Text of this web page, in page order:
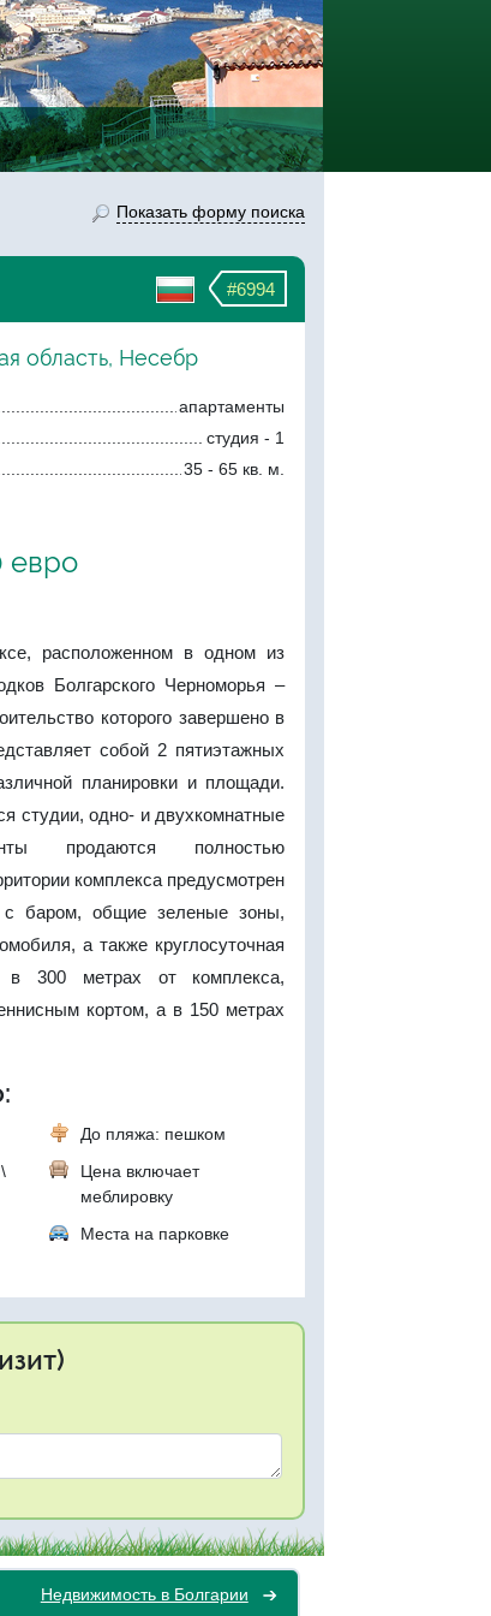
Показать форму поиска
#6994
область, Несебр
апартаменты
студия - 1
35 - 65 кв. м.
евро
расположенном в одном из
Болгарского Черноморья –
которого завершено в
собой 2 пятиэтажных
планировки и площади.
студии, одно- и двухкомнатные
продаются полностью
комплекса предусмотрен
с баром, общие зеленые зоны,
а также круглосуточная
в 300 метрах от комплекса,
кортом, а в 150 метрах
До пляжа: пешком
Цена включает
меблировку
Места на парковке
Недвижимость в Болгарии